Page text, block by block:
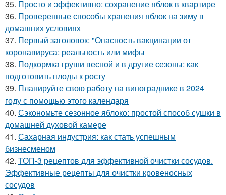
35. Просто и эффективно: сохранение яблок в квартире
36. Проверенные способы хранения яблок на зиму в
домашних условиях
37. Первый заголовок: "Опасность вакцинации от
коронавируса: реальность или мифы
38. Подкормка груши весной и в другие сезоны: как
подготовить плоды к росту
39. Планируйте свою работу на винограднике в 2024
году с помощью этого календаря
40. Сэкономьте сезонное яблоко: простой способ сушки в
домашней духовой камере
41. Сахарная индустрия: как стать успешным
бизнесменом
42. ТОП-3 рецептов для эффективной очистки сосудов.
Эффективные рецепты для очистки кровеносных
сосудов